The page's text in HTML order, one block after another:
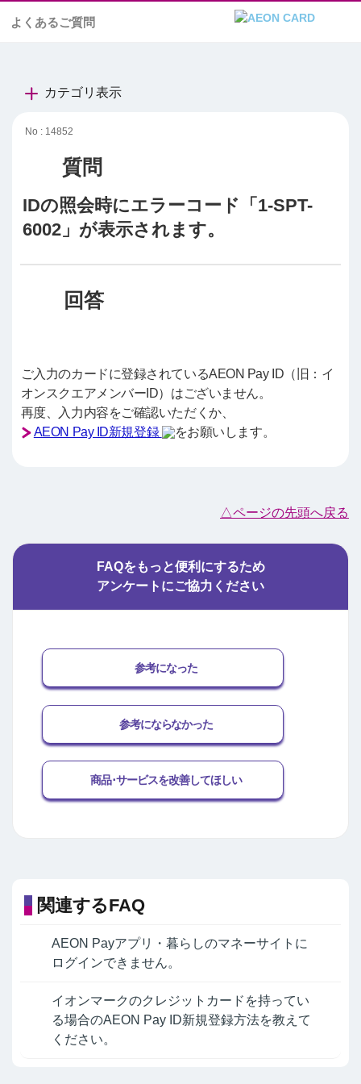
よくあるご質問
カテゴリ表示
No : 14852
IDの照会時にエラーコード「1-SPT-
6002」が表示されます。
ご入力のカードに登録されているAEON Pay ID（旧：イ
オンスクエアメンバーID）はございません。
再度、入力内容をご確認いただくか、
AEON Pay ID新規登録
をお願いします。
△ページの先頭へ戻る
FAQをもっと便利にするため
アンケートにご協力ください
参考になった
参考にならなかった
商品･サービスを改善してほしい
関連するFAQ
AEON Payアプリ・暮らしのマネーサイトに
ログインできません。
イオンマークのクレジットカードを持ってい
る場合のAEON Pay ID新規登録方法を教えて
ください。